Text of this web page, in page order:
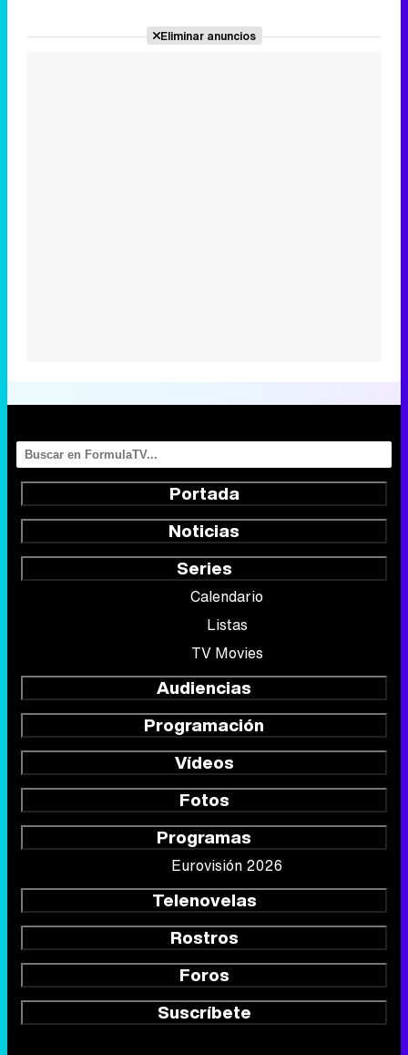
Eliminar anuncios
Portada
Noticias
Series
Calendario
Listas
TV Movies
Audiencias
Programación
Vídeos
Fotos
Programas
Eurovisión 2026
Telenovelas
Rostros
Foros
Suscríbete